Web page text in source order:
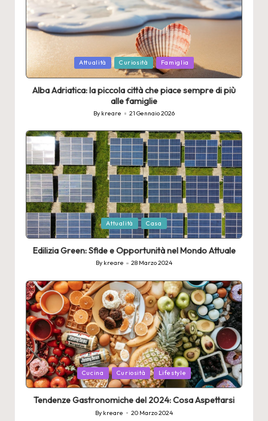
Posted
in
Attualità Curiosità Famiglia
Alba Adriatica: la piccola città che piace sempre di più
alle famiglie
Posted
by
By kreare 21 Gennaio 2026
Posted
in
Attualità Casa
Edilizia Green: Sfide e Opportunità nel Mondo Attuale
Posted
By kreare 28 Marzo 2024
Posted
in
Cucina Curiosità Lifestyle
Tendenze Gastronomiche del 2024: Cosa Aspettarsi
Posted
By kreare 20 Marzo 2024